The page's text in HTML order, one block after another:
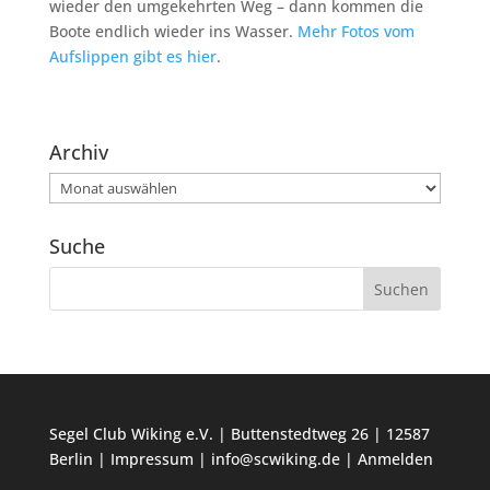
wieder den umgekehrten Weg – dann kommen die
Boote endlich wieder ins Wasser. Mehr Fotos vom
Aufslippen gibt es hier.
Archiv
Archiv
Suche
Segel Club Wiking e.V. | Buttenstedtweg 26 | 12587
Berlin | Impressum | info@scwiking.de| Anmelden